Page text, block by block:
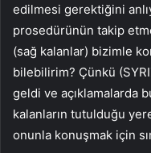
edilmesi gerektiğini
prosedürünün takip
(sağ kalanlar) bizimle
bilebilirim? Çünkü
geldi ve açıklamalarda
kalanların tutulduğu
onunla konuşmak için